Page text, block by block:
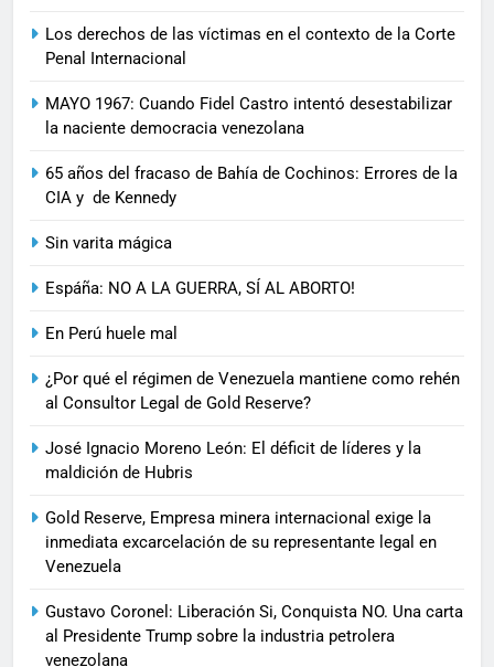
Los derechos de las víctimas en el contexto de la Corte
Penal Internacional
MAYO 1967: Cuando Fidel Castro intentó desestabilizar
la naciente democracia venezolana
65 años del fracaso de Bahía de Cochinos: Errores de la
CIA y de Kennedy
Sin varita mágica
Espáña: NO A LA GUERRA, SÍ AL ABORTO!
En Perú huele mal
¿Por qué el régimen de Venezuela mantiene como rehén
al Consultor Legal de Gold Reserve?
José Ignacio Moreno León: El déficit de líderes y la
maldición de Hubris
Gold Reserve, Empresa minera internacional exige la
inmediata excarcelación de su representante legal en
Venezuela
Gustavo Coronel: Liberación Si, Conquista NO. Una carta
al Presidente Trump sobre la industria petrolera
venezolana